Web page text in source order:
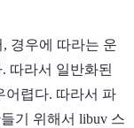
경우에 따라는 운
따라서 일반화된
어렵다. 따라서 파
기 위해서 libuv 스